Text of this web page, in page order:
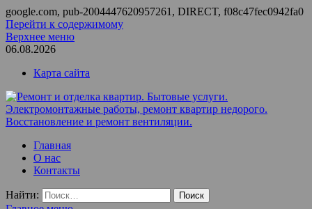
google.com, pub-2004447620957261, DIRECT, f08c47fec0942fa0
Перейти к содержимому
Верхнее меню
06.08.2026
Карта сайта
Ремонт и отделка квартир. Бытовые услуги.
Электромонтажные работы, ремонт квартир недорого.
Восстановление и ремонт вентиляции.
ООО Домус — ремонт квартир, обслуживание и ремонт
вентиляции, монтаж систем приточной вентиляции.
Главная
О нас
Контакты
Найти: